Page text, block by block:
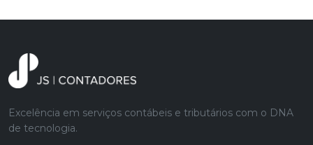
Excelência em serviços contábeis e tributários com o DNA
de tecnologia.